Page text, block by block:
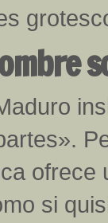
si